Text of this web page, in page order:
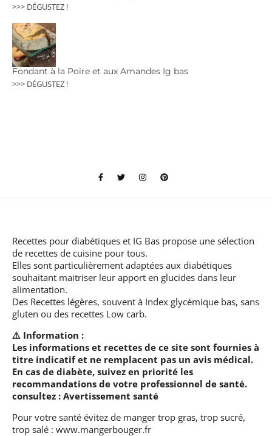
>>> DÉGUSTEZ !
Fondant à la Poire et aux Amandes Ig bas
>>> DÉGUSTEZ !
Recettes pour diabétiques et IG Bas propose une sélection
de recettes de cuisine pour tous.
Elles sont particulièrement adaptées aux diabétiques
souhaitant maitriser leur apport en glucides dans leur
alimentation.
Des Recettes légères, souvent à Index glycémique bas, sans
gluten ou des recettes Low carb.
⚠️ Information :
Les informations et recettes de ce site sont fournies à
titre indicatif et ne remplacent pas un avis médical.
En cas de diabète, suivez en priorité les
recommandations de votre professionnel de santé.
consultez : Avertissement santé
Pour votre santé évitez de manger trop gras, trop sucré,
trop salé : www.mangerbouger.fr